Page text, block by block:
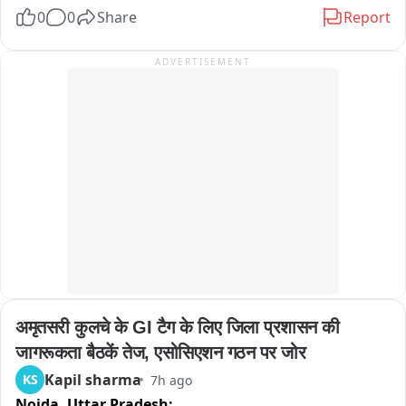
ਹਮੇਸ਼ਾ ਮਹਿਲਾਵਾਂ ਦੇ ਸਨਮਾਨ ਦੀ ਰਹੀ ਹੈ, ਪਰ ਵਿਧਾਨ ਸਭਾ ਵਿੱਚ ਵਿਰੋਧੀ
ਦ੍ਰਿੜ੍ਹ ਰੁਖ ਨਹੀਂ ਅਪਣਾਇਆ ਗਿਆ। ਉਨ੍ਹਾਂ ਸਪੀਕਰ ਨੂੰ ਅਪੀਲ ਕੀਤੀ
0 0 Share Report
ADVERTISEMENT
अमृतसरी कुलचे के GI टैग के लिए जिला प्रशासन की
जागरूकता बैठकें तेज, एसोसिएशन गठन पर जोर
KS Kapil sharma 7h ago